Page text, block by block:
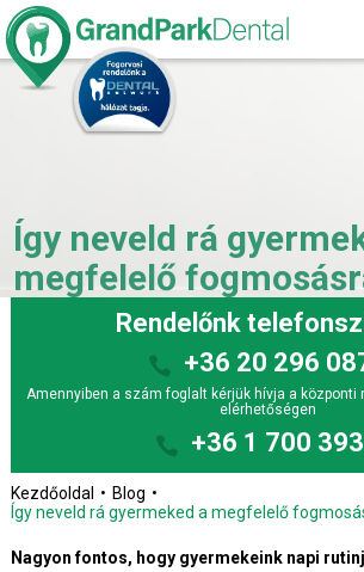
Így neveld rá
megfelelő
Rendelőnk
+36 20 296
Amennyiben a szám foglalt kérjük hívja a központi
elérhetőségen
+36 1 700
Kezdőoldal
Blog
Így neveld rá gyermeked a megfelelő
Nagyon fontos, hogy gyermekeink napi